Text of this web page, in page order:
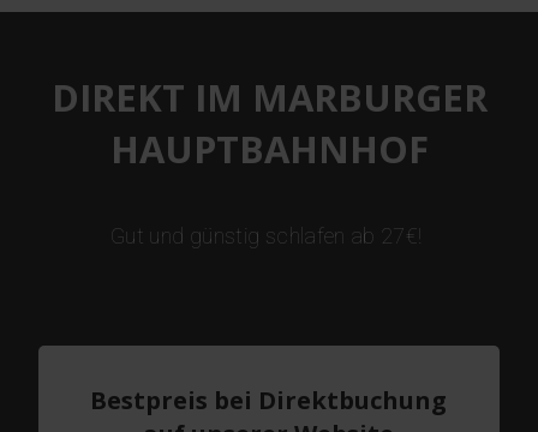
DIREKT IM MARBURGER
HAUPTBAHNHOF
Gut und günstig schlafen ab 27€!
Bestpreis bei Direktbuchung